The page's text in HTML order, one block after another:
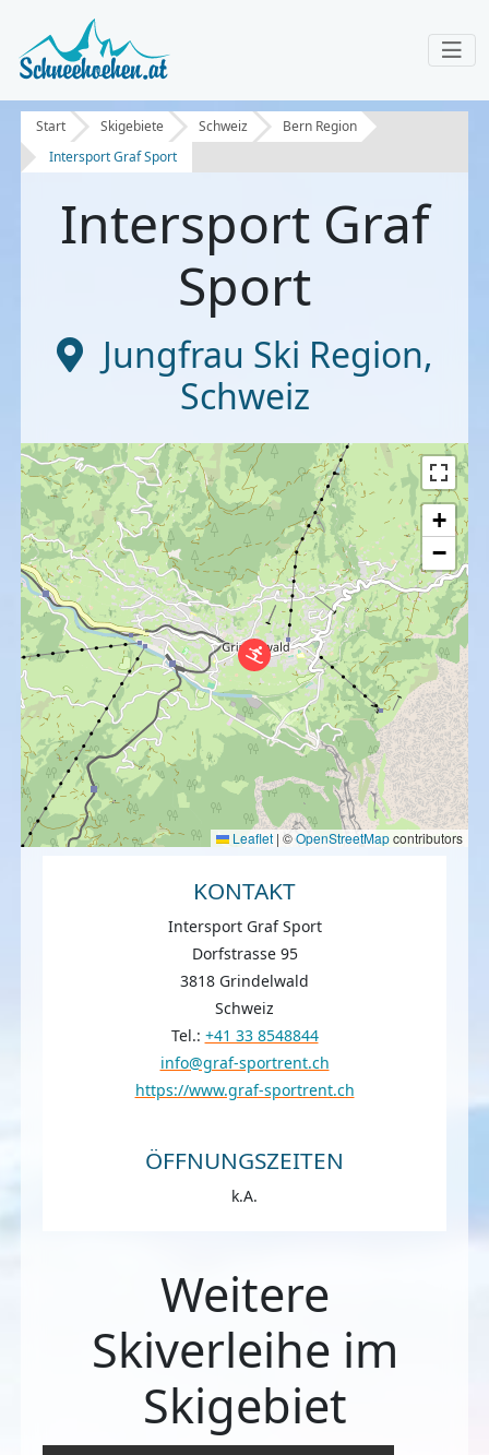
Start Skigebiete Schweiz
Bern Region
Intersport Graf Sport
Intersport Graf
Sport
Jungfrau Ski Region,
Schweiz
+
−
Leaflet | ©OpenStreetMapcontributors
KONTAKT
Intersport Graf Sport
Dorfstrasse 95
3818 Grindelwald
Schweiz
Tel.: +41 33 8548844
info@graf-sportrent.ch
https://www.graf-sportrent.ch
ÖFFNUNGSZEITEN
k.A.
Weitere
Skiverleihe im
Skigebiet